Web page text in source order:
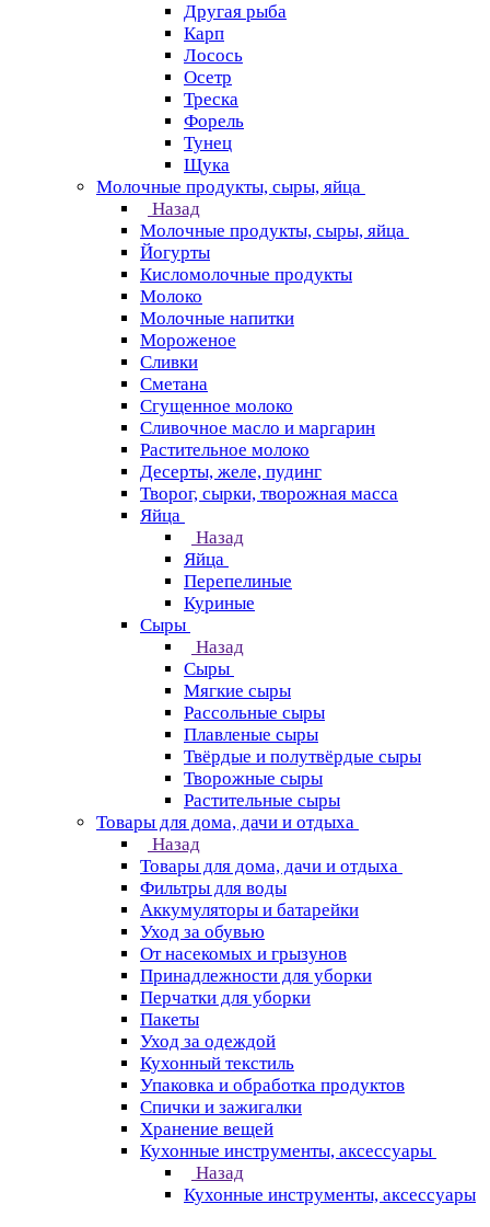
Другая рыба
Карп
Лосось
Осетр
Треска
Форель
Тунец
Щука
Молочные продукты, сыры, яйца
Назад
Молочные продукты, сыры, яйца
Йогурты
Кисломолочные продукты
Молоко
Молочные напитки
Мороженое
Сливки
Сметана
Сгущенное молоко
Сливочное масло и маргарин
Растительное молоко
Десерты, желе, пудинг
Творог, сырки, творожная масса
Яйца
Назад
Яйца
Перепелиные
Куриные
Сыры
Назад
Сыры
Мягкие сыры
Рассольные сыры
Плавленые сыры
Твёрдые и полутвёрдые сыры
Творожные сыры
Растительные сыры
Товары для дома, дачи и отдыха
Назад
Товары для дома, дачи и отдыха
Фильтры для воды
Аккумуляторы и батарейки
Уход за обувью
От насекомых и грызунов
Принадлежности для уборки
Перчатки для уборки
Пакеты
Уход за одеждой
Кухонный текстиль
Упаковка и обработка продуктов
Спички и зажигалки
Хранение вещей
Кухонные инструменты, аксессуары
Назад
Кухонные инструменты, аксессуары